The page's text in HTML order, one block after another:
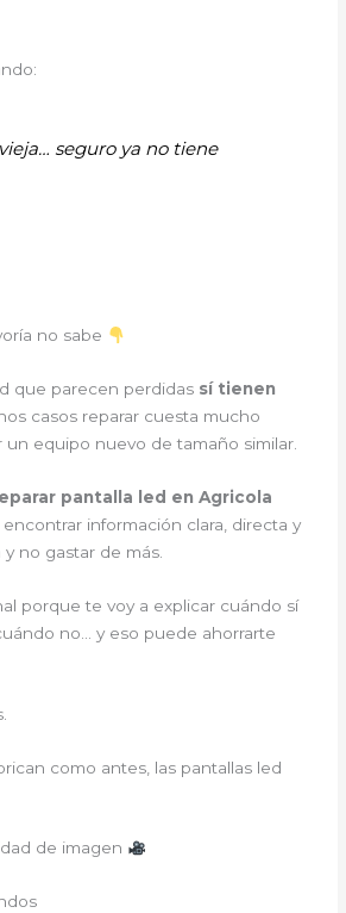
seguro ya no tiene
no sabe
que parecen perdidas sí tienen
casos reparar cuesta mucho
equipo nuevo de tamaño similar.
pantalla led en Agricola
encontrar información clara, directa y
no gastar de más.
porque te voy a explicar cuándo sí
no… y eso puede ahorrarte
como antes, las pantallas led
de imagen